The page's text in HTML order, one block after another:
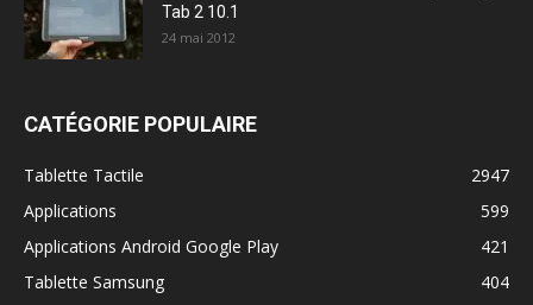
Tab 2 10.1
24 mai 2012
CATÉGORIE POPULAIRE
Tablette Tactile
2947
Applications
599
Applications Android Google Play
421
Tablette Samsung
404